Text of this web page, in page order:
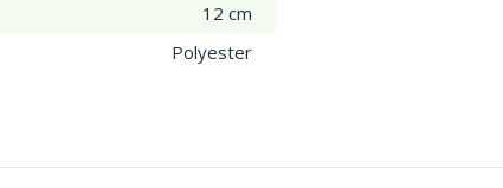
12 cm
Polyester